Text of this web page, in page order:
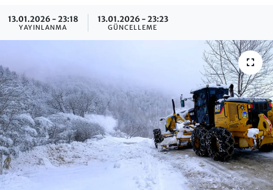
13.01.2026 - 23:18
YAYINLANMA
13.01.2026 - 23:23
GÜNCELLEME